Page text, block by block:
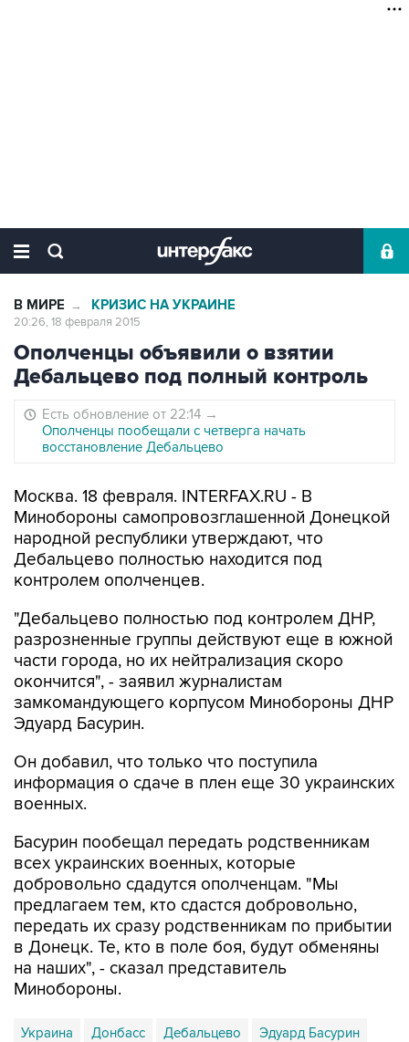
В МИРЕ → КРИЗИС НА УКРАИНЕ
20:26, 18 февраля 2015
Ополченцы объявили о взятии
Дебальцево под полный контроль
Есть обновление от 22:14 →
Ополченцы пообещали с четверга начать
восстановление Дебальцево
Москва. 18 февраля. INTERFAX.RU - В
Минобороны самопровозглашенной Донецкой
народной республики утверждают, что
Дебальцево полностью находится под
контролем ополченцев.
"Дебальцево полностью под контролем ДНР,
разрозненные группы действуют еще в южной
части города, но их нейтрализация скоро
окончится", - заявил журналистам
замкомандующего корпусом Минобороны ДНР
Эдуард Басурин.
Он добавил, что только что поступила
информация о сдаче в плен еще 30 украинских
военных.
Басурин пообещал передать родственникам
всех украинских военных, которые
добровольно сдадутся ополченцам. "Мы
предлагаем тем, кто сдастся добровольно,
передать их сразу родственникам по прибытии
в Донецк. Те, кто в поле боя, будут обменяны
на наших", - сказал представитель
Минобороны.
Украина Донбасс Дебальцево Эдуард Басурин